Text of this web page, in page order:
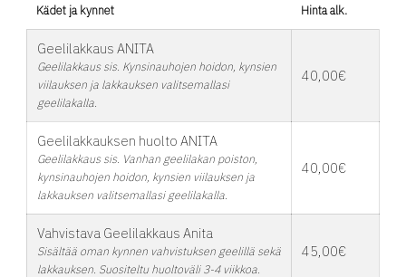
Kädet ja kynnet Hinta alk.
Geelilakkaus ANITA
Geelilakkaus sis. Kynsinauhojen hoidon, kynsien
viilauksen ja lakkauksen valitsemallasi
geelilakalla.
40,00€
Geelilakkauksen huolto ANITA
Geelilakkaus sis. Vanhan geelilakan poiston,
kynsinauhojen hoidon, kynsien viilauksen ja
lakkauksen valitsemallasi geelilakalla.
40,00€
Vahvistava Geelilakkaus Anita
Sisältää oman kynnen vahvistuksen geelillä sekä
lakkauksen. Suositeltu huoltoväli 3-4 viikkoa.
45,00€